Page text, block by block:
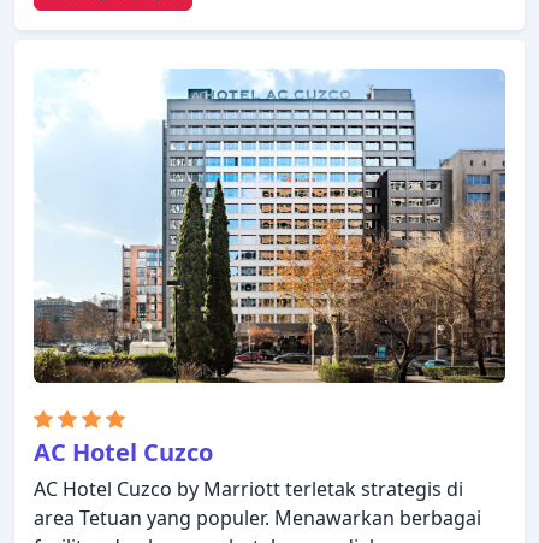
semua kamar, resepsionis 24 jam, check-in/check-
out cepat, penyimpanan barang tersedia untuk
dinikmati oleh para tamu. Beberapa kamar
dirancang dengan baik dan dilengkapi dengan
televisi layar datar, linen, handuk, ruang
penyimpanan pakaian, ruang keluarga terpisah.
Properti ini menawarkan berbagai pilihan fasilitas
rekreasi. Hotel Weare Chamartín adalah pilihan
yang sangat baik untuk menjelajahi Madrid atau
untuk sekadar bersantai dan menyegarkan diri.
AC Hotel Cuzco
AC Hotel Cuzco by Marriott terletak strategis di
area Tetuan yang populer. Menawarkan berbagai